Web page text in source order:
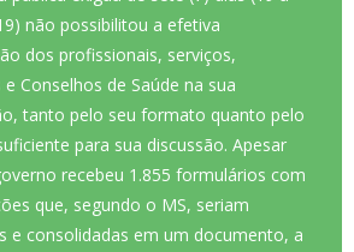
não possibilitou a efetiva
dos profissionais, serviços,
e Conselhos de Saúde na sua
tanto pelo seu formato quanto pelo
para sua discussão. Apesar
recebeu 1.855 formulários com
que, segundo o MS, seriam
e consolidadas em um documento, a